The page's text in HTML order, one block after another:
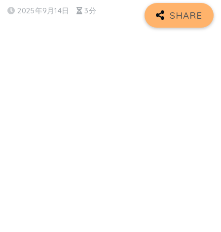
2025年9月14日 3分